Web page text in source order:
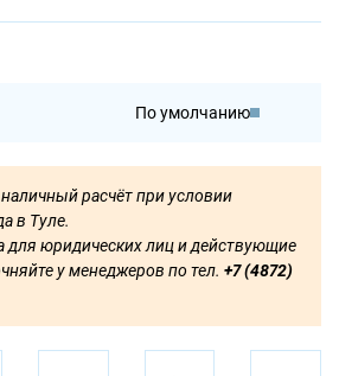
По умолчанию
По цене
расчёт при условии
в Туле.
для юридических лиц и действующие
у менеджеров по тел. +7 (4872)